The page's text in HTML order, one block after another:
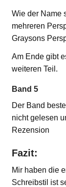
Wie der Name
mehreren
Graysons
Am Ende gibt
weiteren Teil.
Band 5
Der Band
nicht gelesen
Rezension
Fazit:
Mir haben die
Schreibstil ist